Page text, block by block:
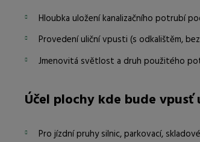
Hloubka uložení kanalizačního potrubí
Provedení uliční vpusti (s odkalištěm,
Jmenovitá světlost a druh použitého
Účel plochy kde bude vpusť
Pro jízdní pruhy silnic, parkovací,